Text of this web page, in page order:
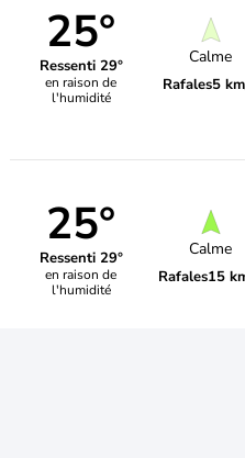
25°
Ressenti 29°
en raison de
l'humidité
Calme
Rafales5
25°
Ressenti 29°
en raison de
l'humidité
Calme
Rafales15